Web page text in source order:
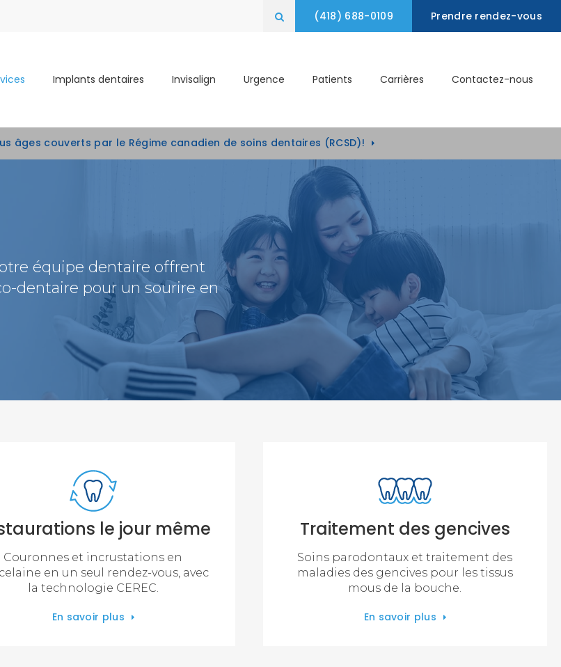
Ouvrir le champ de recherche
(418) 688-0109 Prendre rendez-vous
Implants dentaires Invisalign Urgence Patients Carrières Contactez-nous
âges couverts par le Régime canadien de soins dentaires (RCSD)!
équipe dentaire offrent
dentaire pour un sourire en
le jour même
Couronnes et incrustations en
en un seul rendez-vous, avec
la technologie CEREC.
En savoir plus
Traitement des gencives
Soins parodontaux et traitement des
maladies des gencives pour les tissus
mous de la bouche.
En savoir plus